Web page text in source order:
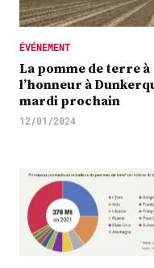
ÉVÉNEMENT
La pomme de terre à
l’honneur à
mardi prochain
12/01/2024